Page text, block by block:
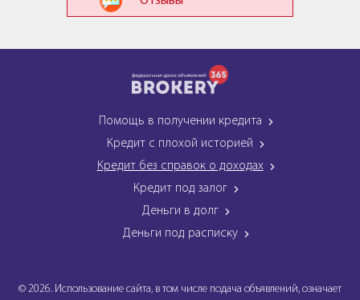
Помощь в получении кредита
Кредит с плохой историей
Кредит без справок о доходах
Кредит под залог
Деньги в долг
Деньги под расписку
© 2026. Использование сайта, в том числе подача объявлений, означает